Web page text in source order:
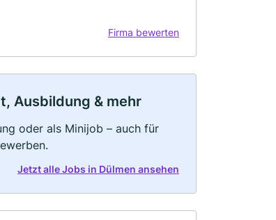
Firma bewerten
Ausbildung & mehr
oder als Minijob – auch für
Jetzt alle Jobs in Dülmen ansehen